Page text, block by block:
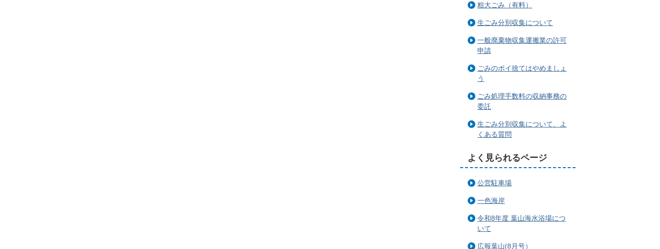
粗大ごみ（有料）
生ごみ分別収集について
一般廃棄物収集運搬業の許可
申請
ごみのポイ捨てはやめましょ
う
ごみ処理手数料の収納事務の
委託
生ごみ分別収集について、よ
くある質問
よく見られるページ
公営駐車場
一色海岸
令和8年度 葉山海水浴場につ
いて
広報葉山(8月号）